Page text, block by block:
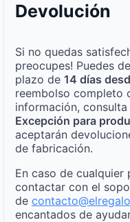
Devolución
Si no quedas
preocupes! Puedes
plazo de 14 días
reembolso completo
información, consulta
Excepción para
aceptarán
de fabricación.
En caso de cualquier
contactar con el
de
encantados de